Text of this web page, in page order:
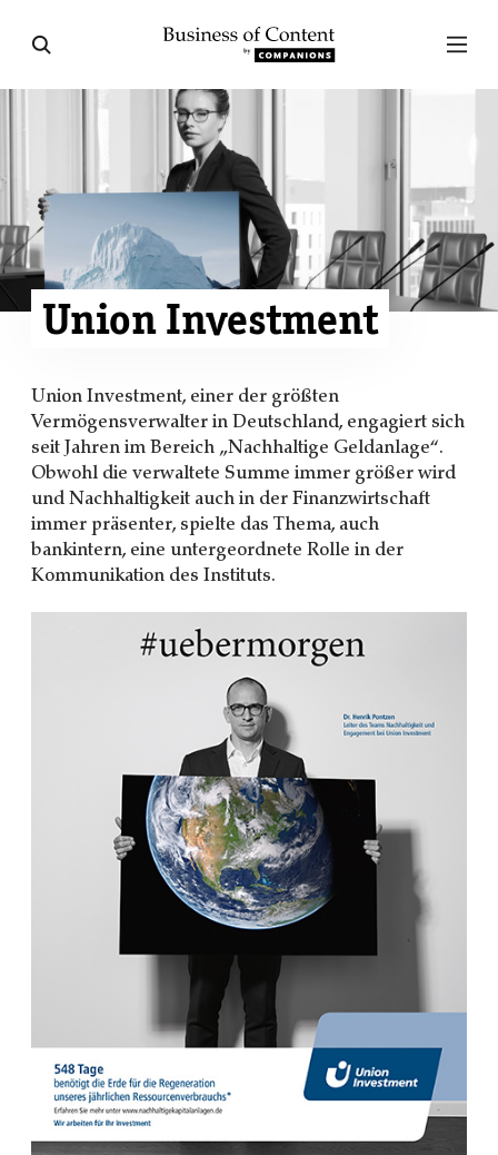
Union Investment
Union Investment, einer der größten
Vermögensverwalter in Deutschland, engagiert sich
seit Jahren im Bereich „Nachhaltige Geldanlage“.
Obwohl die verwaltete Summe immer größer wird
und Nachhaltigkeit auch in der Finanzwirtschaft
immer präsenter, spielte das Thema, auch
bankintern, eine untergeordnete Rolle in der
Kommunikation des Instituts.